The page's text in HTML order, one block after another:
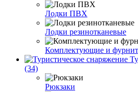
Лодки ПВХ
Лодки резинотканевые
Комплектующие и
(34)
Рюкзаки